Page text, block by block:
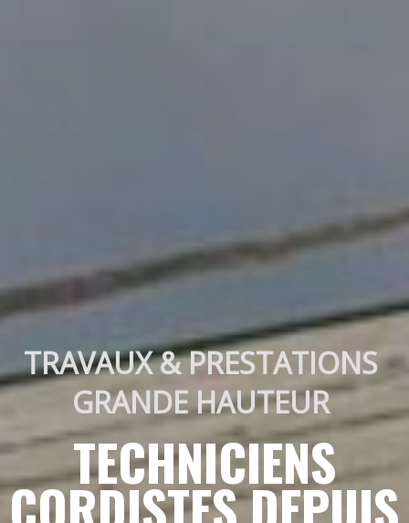
TRAVAUX & PRESTATIONS
GRANDE HAUTEUR
TECHNICIENS
CORDISTES DEPUIS